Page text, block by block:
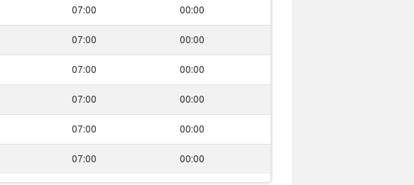
07:00 00:00
07:00 00:00
07:00 00:00
07:00 00:00
07:00 00:00
07:00 00:00